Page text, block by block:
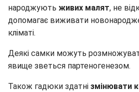
народжують живих малят, не
допомагає виживати
кліматі.
Деякі самки можуть
явище зветься партеногенезом.
Також гадюки здатні змінювати